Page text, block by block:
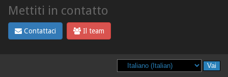
Mettiti in contatto
Contattaci Il team